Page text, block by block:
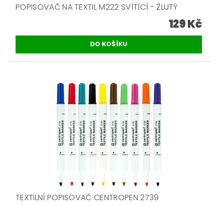
POPISOVAČ NA TEXTIL M222 SVÍTÍCÍ - ŽLUTÝ
129 Kč
TEXTILNÍ POPISOVAČ CENTROPEN 2739